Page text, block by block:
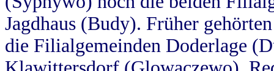
Jagdhaus (Budy). Früher
die Filialgemeinden Doderlage